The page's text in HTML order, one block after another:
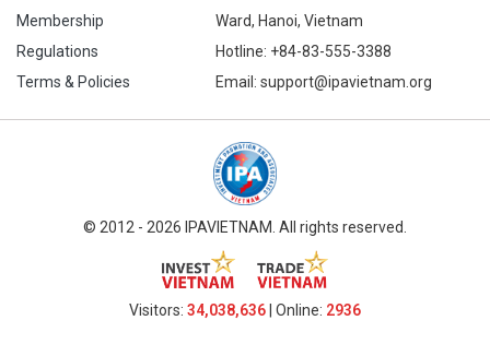
Membership
Regulations
Terms & Policies
Ward, Hanoi, Vietnam
Hotline: +84-83-555-3388
Email: support@ipavietnam.org
© 2012 - 2026 IPAVIETNAM. All rights reserved.
Visitors: 34,038,636 | Online: 2936​